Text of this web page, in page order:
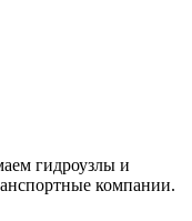
гидроузлы и
компании.